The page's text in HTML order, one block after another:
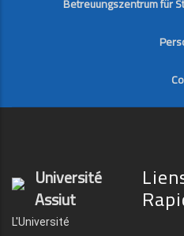
Université
Assiut
L'Université